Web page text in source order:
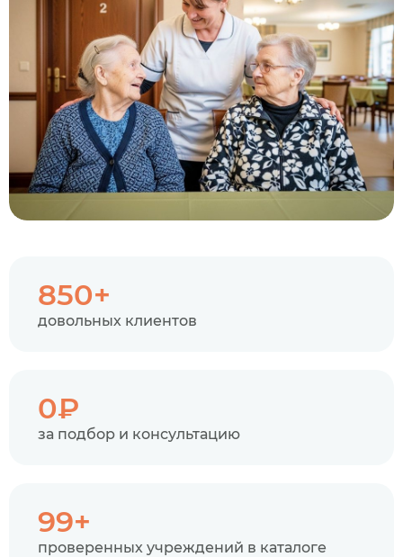
850+
довольных клиентов
0₽
за подбор и консультацию
99+
проверенных учреждений в каталоге